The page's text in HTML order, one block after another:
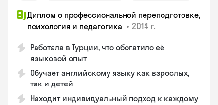
Диплом о профессиональной переподготовке,
психология и педагогика • 2014 г.
Работала в Турции, что обогатило её
языковой опыт
Обучает английскому языку как взрослых,
так и детей
Находит индивидуальный подход к каждому